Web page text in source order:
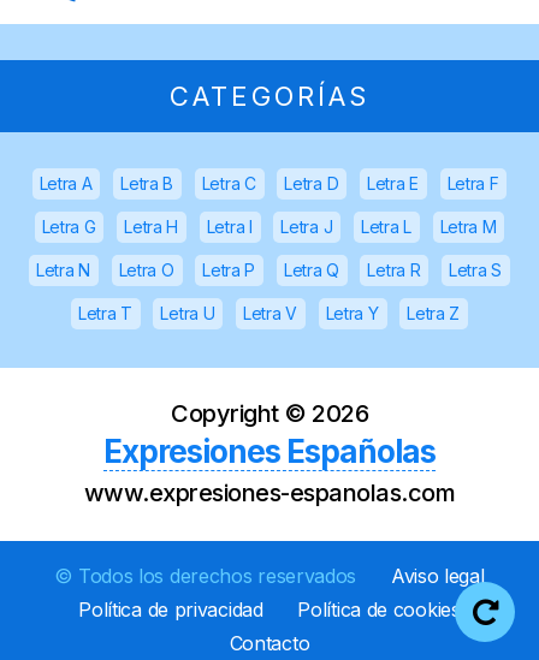
CATEGORÍAS
Letra A Letra B Letra C Letra D Letra E Letra F
Letra G Letra H Letra I Letra J Letra L Letra M
Letra N Letra O Letra P Letra Q Letra R Letra S
Letra T Letra U Letra V Letra Y Letra Z
Copyright © 2026
Expresiones Españolas
www.expresiones-espanolas.com
© Todos los derechos reservados
Aviso legal
Política de privacidad
Política de cookies
Contacto